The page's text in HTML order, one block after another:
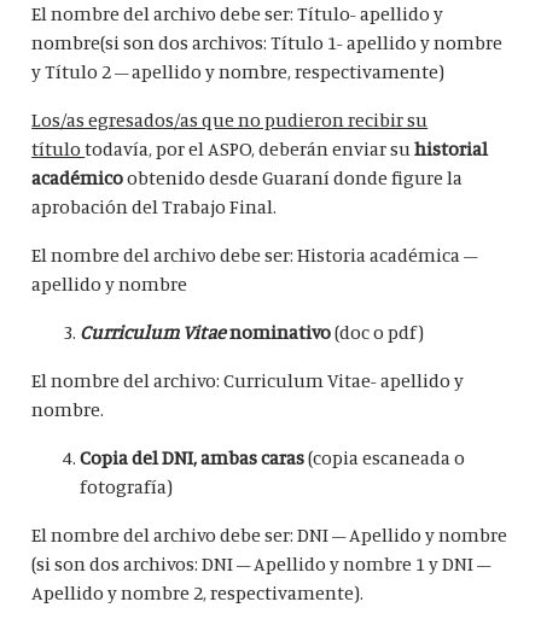
El nombre del archivo debe ser: Título- apellido y
nombre(si son dos archivos: Título 1- apellido y nombre
y Título 2 – apellido y nombre, respectivamente)
Los/as egresados/as que no pudieron recibir su
títulotodavía, por el ASPO, deberán enviar suhistorial
académicoobtenido desde Guaraní donde figure la
aprobación del Trabajo Final.
El nombre del archivo debe ser: Historia académica –
apellido y nombre
Curriculum Vitaenominativo(doc o pdf)
El nombre del archivo: Curriculum Vitae- apellido y
nombre.
Copia del DNI, ambas caras(copia escaneada o
fotografía)
El nombre del archivo debe ser: DNI – Apellido y nombre
(si son dos archivos: DNI – Apellido y nombre 1 y DNI –
Apellido y nombre 2, respectivamente).